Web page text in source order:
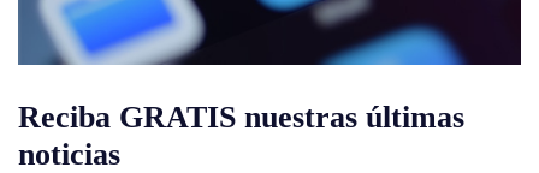
Reciba GRATIS nuestras últimas
noticias